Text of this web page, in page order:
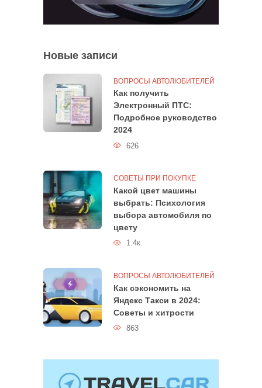
Новые записи
ВОПРОСЫ АВТОЛЮБИТЕЛЕЙ
Как получить
Электронный ПТС:
Подробное руководство
2024
626
СОВЕТЫ ПРИ ПОКУПКЕ
Какой цвет машины
выбрать: Психология
выбора автомобиля по
цвету
1.4к.
ВОПРОСЫ АВТОЛЮБИТЕЛЕЙ
Как сэкономить на
Яндекс Такси в 2024:
Советы и хитрости
863